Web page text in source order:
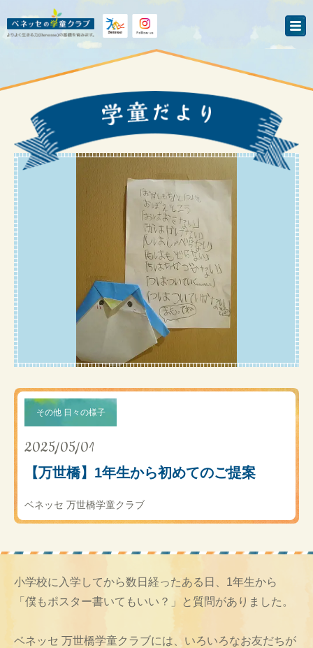
その他 日々の様子
2025/05/01
【万世橋】1年生から初めてのご提案
ベネッセ 万世橋学童クラブ
小学校に入学してから数日経ったある日、1年生から
「僕もポスター書いてもいい？」と質問がありました。
ベネッセ 万世橋学童クラブには、いろいろなお友だちが